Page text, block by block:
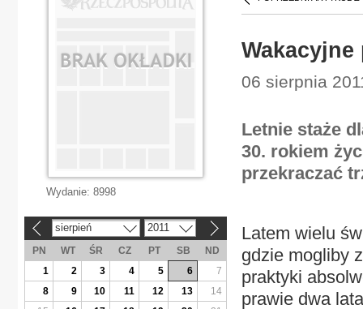
06 sierpnia
Letnie staże
30. rokiem
przekraczać
Latem wielu
gdzie mogliby
praktyki
prawie dwa
Wydanie: 8998
sierpień 2011
PN WT ŚR CZ PT SB
ND
1
2 3 4 5 6
7
8
9 10 11 12 13
14